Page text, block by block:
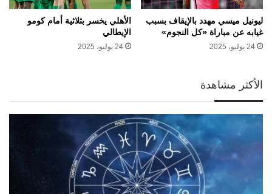
ليونيل ميسي مهدد بالإيقاف بسبب
غيابه عن مباراة «كل النجوم»
24 يوليو، 2025
الأهلي يخسر بثلاثية أمام كومو
الإيطالي
24 يوليو، 2025
الأكثر مشاهدة